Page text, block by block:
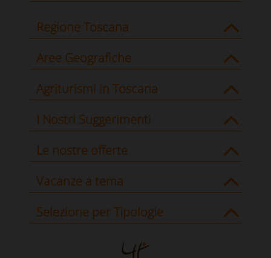
Regione Toscana
Aree Geografiche
Agriturismi in Toscana
I Nostri Suggerimenti
Le nostre offerte
Vacanze a tema
Selezione per Tipologie